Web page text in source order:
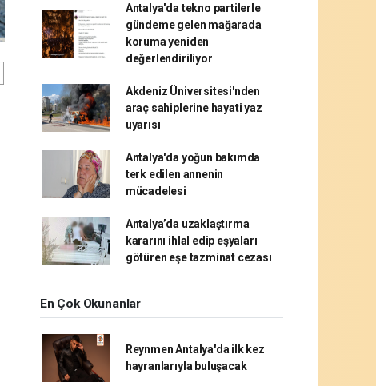
Antalya'da tekno partilerle
gündeme gelen mağarada
koruma yeniden
değerlendiriliyor
Akdeniz Üniversitesi'nden
araç sahiplerine hayati yaz
uyarısı
Antalya'da yoğun bakımda
terk edilen annenin
mücadelesi
Antalya’da uzaklaştırma
kararını ihlal edip eşyaları
götüren eşe tazminat cezası
En Çok Okunanlar
Reynmen Antalya'da ilk kez
hayranlarıyla buluşacak